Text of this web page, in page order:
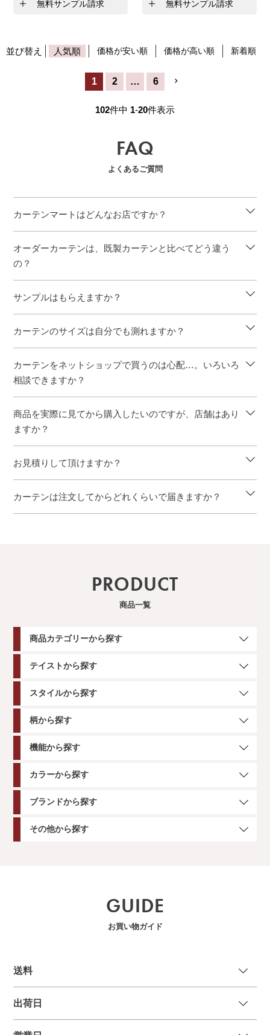
無料サンプル請求 無料サンプル請求
並び替え 人気順 価格が安い順 価格が高い順 新着順
102件中 1-20件表示
1 2 … 6
FAQ
よくあるご質問
カーテンマートはどんなお店ですか？
オーダーカーテンは、既製カーテンと比べてどう違う
の？
サンプルはもらえますか？
カーテンのサイズは自分でも測れますか？
カーテンをネットショップで買うのは心配…。いろいろ
相談できますか？
商品を実際に見てから購入したいのですが、店舗はあり
ますか？
お見積りして頂けますか？
カーテンは注文してからどれくらいで届きますか？
PRODUCT
商品一覧
商品カテゴリーから探す
テイストから探す
スタイルから探す
柄から探す
機能から探す
カラーから探す
ブランドから探す
その他から探す
GUIDE
お買い物ガイド
送料
出荷日